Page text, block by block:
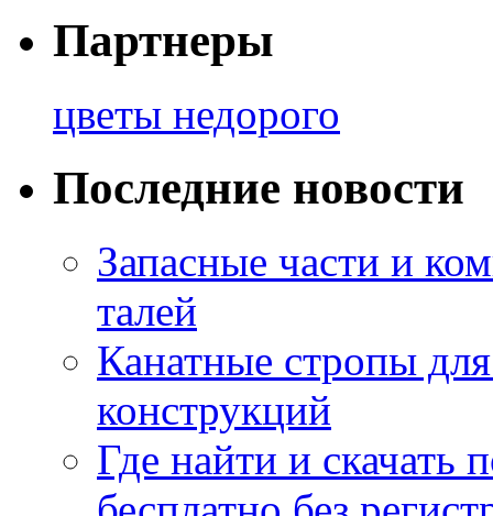
Партнеры
цветы недорого
Последние новости
Запасные части и
талей
Канатные стропы
конструкций
Где найти и